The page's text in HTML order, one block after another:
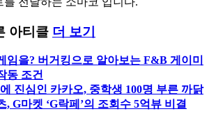
아티클 더 보기
임을? 버거킹으로 알아보는 F&B 게이미
동 조건
진심인 카카오, 중학생 100명 부른 까닭
, G마켓 ‘G락페’의 조회수 5억뷰 비결